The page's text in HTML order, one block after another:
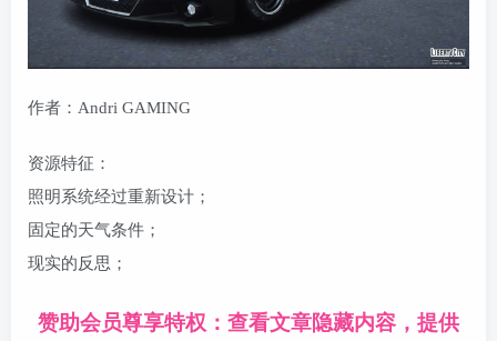
作者：Andri GAMING
资源特征：
照明系统经过重新设计；
固定的天气条件；
现实的反思；
赞助会员尊享特权：查看文章隐藏内容，提供